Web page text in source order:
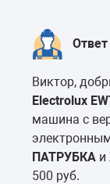
Виктор,
Electrolux
машина с
ПАТРУБКА и
500 руб.